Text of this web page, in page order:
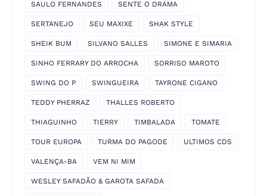
SAULO FERNANDES SENTE O DRAMA
SERTANEJO SEU MAXIXE SHAK STYLE
SHEIK BUM SILVANO SALLES SIMONE E SIMARIA
SINHO FERRARY DO ARROCHA SORRISO MAROTO
SWING DO P SWINGUEIRA TAYRONE CIGANO
TEDDY PHERRAZ THALLES ROBERTO
THIAGUINHO TIERRY TIMBALADA TOMATE
TOUR EUROPA TURMA DO PAGODE ULTIMOS CDS
VALENÇA-BA VEM NI MIM
WESLEY SAFADÃO & GAROTA SAFADA